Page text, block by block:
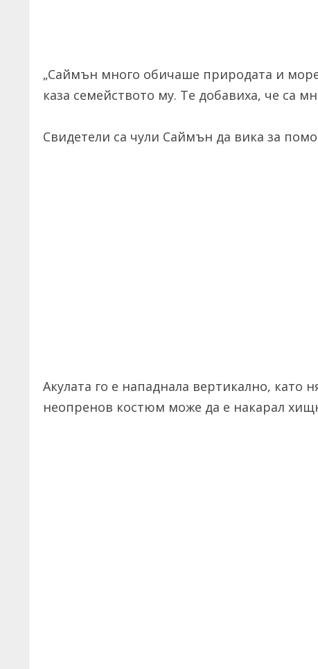
„Саймън много обичаше природата и
каза семейството му. Те добавиха, че са
Свидетели са чули Саймън да вика за
Акулата го е нападнала вертикално, като
неопренов костюм може да е накарал